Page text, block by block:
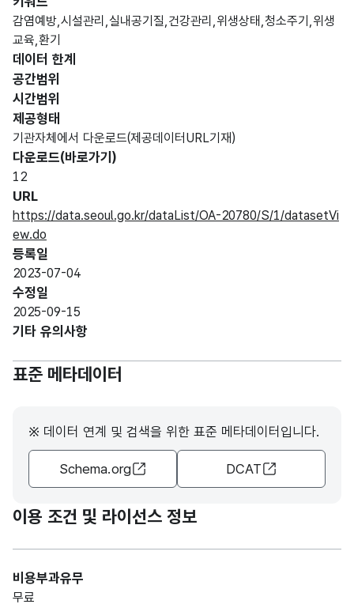
감염예방,시설관리,실내공기질,건강관리,위생상태,청소주기,위생
교육,환기
데이터 한계
공간범위
시간범위
제공형태
기관자체에서 다운로드(제공데이터URL기재)
다운로드(바로가기)
12
URL
https://data.seoul.go.kr/dataList/OA-20780/S/1/datasetVi
ew.do
등록일
2023-07-04
수정일
2025-09-15
기타 유의사항
표준 메타데이터
※ 데이터 연계 및 검색을 위한 표준 메타데이터입니다.
Schema.org DCAT
이용 조건 및 라이선스 정보
비용부과유무
무료